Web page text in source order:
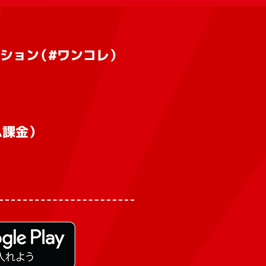
ョン（#ワンコレ）
金）